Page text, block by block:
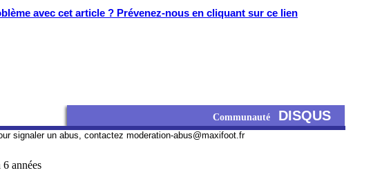
avec cet article ? Prévenez-nous en cliquant sur ce lien
Communauté DISQUS
signaler un abus, contactez moderation-abus@maxifoot.fr